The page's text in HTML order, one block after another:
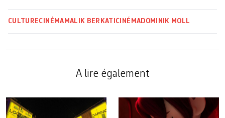
CULTURECINÉMA MALIK BERKATI CINÉMA DOMINIK MOLL
A lire également